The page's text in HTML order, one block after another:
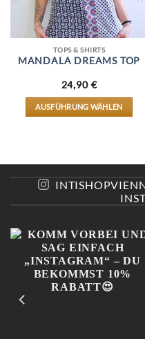
TOPS & SHIRTS
MANDALA DREAMS TOP
24,90 €
AUSFÜHRUNG WÄHLEN
VARIANTEN
DIE
OPTIONEN
DER
GEWÄHLT
WERDEN